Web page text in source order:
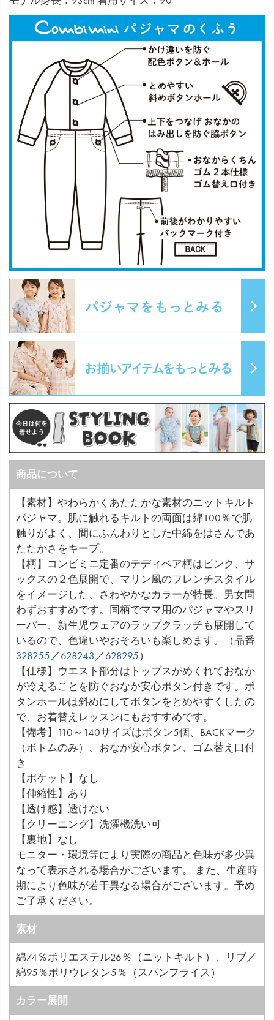
商品について
【素材】やわらかくあたたかな素材のニットキルト
パジャマ。肌に触れるキルトの両面は綿100％で肌
触りがよく、間にふんわりとした中綿をはさんであ
たたかさをキープ。
【柄】コンビミニ定番のテディベア柄はピンク、サ
ックスの２色展開で、マリン風のフレンチスタイル
をイメージした、さわやかなカラーが特長。男女問
わずおすすめです。同柄でママ用のパジャマやスリ
ーパー、新生児ウェアのラップクラッチも展開して
いるので、色違いやおそろいも楽しめます。（品番
328255 ／628243 ／628295）
【仕様】ウエスト部分はトップスがめくれておなか
が冷えることを防ぐおなか安心ボタン付きです。ボ
タンホールは斜めにしてボタンをとめやすくしたの
で、お着替えレッスンにもおすすめです。
【備考】110～140サイズはボタン5個、BACKマーク
（ボトムのみ）、おなか安心ボタン、ゴム替え口付
き
【ポケット】なし
【伸縮性】あり
【透け感】透けない
【クリーニング】洗濯機洗い可
【裏地】なし
モニター・環境等により実際の商品と色味が多少異
なって表示される場合がございます。 また、生産時
期により色味が若干異なる場合がございます。予め
ご了承ください。
素材
綿74％ポリエステル26％（ニットキルト）、リブ／
綿95％ポリウレタン5％（スパンフライス）
カラー展開